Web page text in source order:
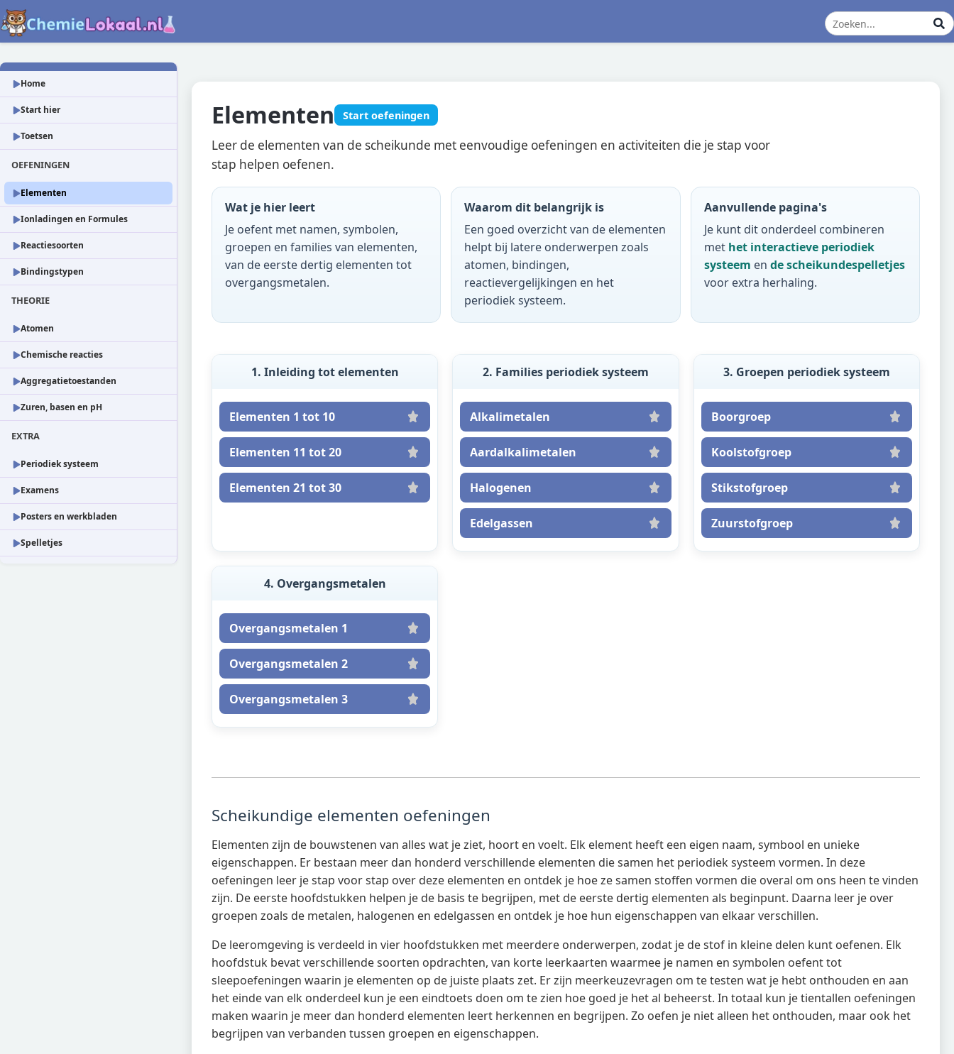
Home
Start hier
Toetsen
OEFENINGEN
Elementen
Ionladingen en Formules
Reactiesoorten
Bindingstypen
THEORIE
Atomen
Chemische reacties
Aggregatietoestanden
Zuren, basen en pH
EXTRA
Periodiek systeem
Examens
Posters en werkbladen
Spelletjes
Elementen Start oefeningen
Leer de elementen van de scheikunde met eenvoudige oefeningen en activiteiten die je stap voor
stap helpen oefenen.
Wat je hier leert
Je oefent met namen, symbolen,
groepen en families van elementen,
van de eerste dertig elementen tot
overgangsmetalen.
Waarom dit belangrijk is
Een goed overzicht van de elementen
helpt bij latere onderwerpen zoals
atomen, bindingen,
reactievergelijkingen en het
periodiek systeem.
Aanvullende pagina's
Je kunt dit onderdeel combineren
met het interactieve periodiek
systeem en de scheikundespelletjes
voor extra herhaling.
1. Inleiding tot elementen
Elementen 1 tot 10
Elementen 11 tot 20
Elementen 21 tot 30
2. Families periodiek systeem
Alkalimetalen
Aardalkalimetalen
Halogenen
Edelgassen
3. Groepen periodiek systeem
Boorgroep
Koolstofgroep
Stikstofgroep
Zuurstofgroep
4. Overgangsmetalen
Overgangsmetalen 1
Overgangsmetalen 2
Overgangsmetalen 3
Scheikundige elementen oefeningen
Elementen zijn de bouwstenen van alles wat je ziet, hoort en voelt. Elk element heeft een eigen naam, symbool en unieke
eigenschappen. Er bestaan meer dan honderd verschillende elementen die samen het periodiek systeem vormen. In deze
oefeningen leer je stap voor stap over deze elementen en ontdek je hoe ze samen stoffen vormen die overal om ons heen te vinden
zijn. De eerste hoofdstukken helpen je de basis te begrijpen, met de eerste dertig elementen als beginpunt. Daarna leer je over
groepen zoals de metalen, halogenen en edelgassen en ontdek je hoe hun eigenschappen van elkaar verschillen.
De leeromgeving is verdeeld in vier hoofdstukken met meerdere onderwerpen, zodat je de stof in kleine delen kunt oefenen. Elk
hoofdstuk bevat verschillende soorten opdrachten, van korte leerkaarten waarmee je namen en symbolen oefent tot
sleepoefeningen waarin je elementen op de juiste plaats zet. Er zijn meerkeuzevragen om te testen wat je hebt onthouden en aan
het einde van elk onderdeel kun je een eindtoets doen om te zien hoe goed je het al beheerst. In totaal kun je tientallen oefeningen
maken waarin je meer dan honderd elementen leert herkennen en begrijpen. Zo oefen je niet alleen het onthouden, maar ook het
begrijpen van verbanden tussen groepen en eigenschappen.